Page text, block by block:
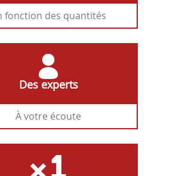
fonction des quantités
Des experts
À votre écoute